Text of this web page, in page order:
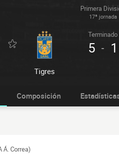
Primera
17ª jornada
Tigres
Terminado
5 - 1
Composición
Á. Correa)